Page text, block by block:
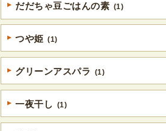
だだちゃ豆ごはんの素 (1)
つや姫 (1)
グリーンアスパラ (1)
一夜干し (1)